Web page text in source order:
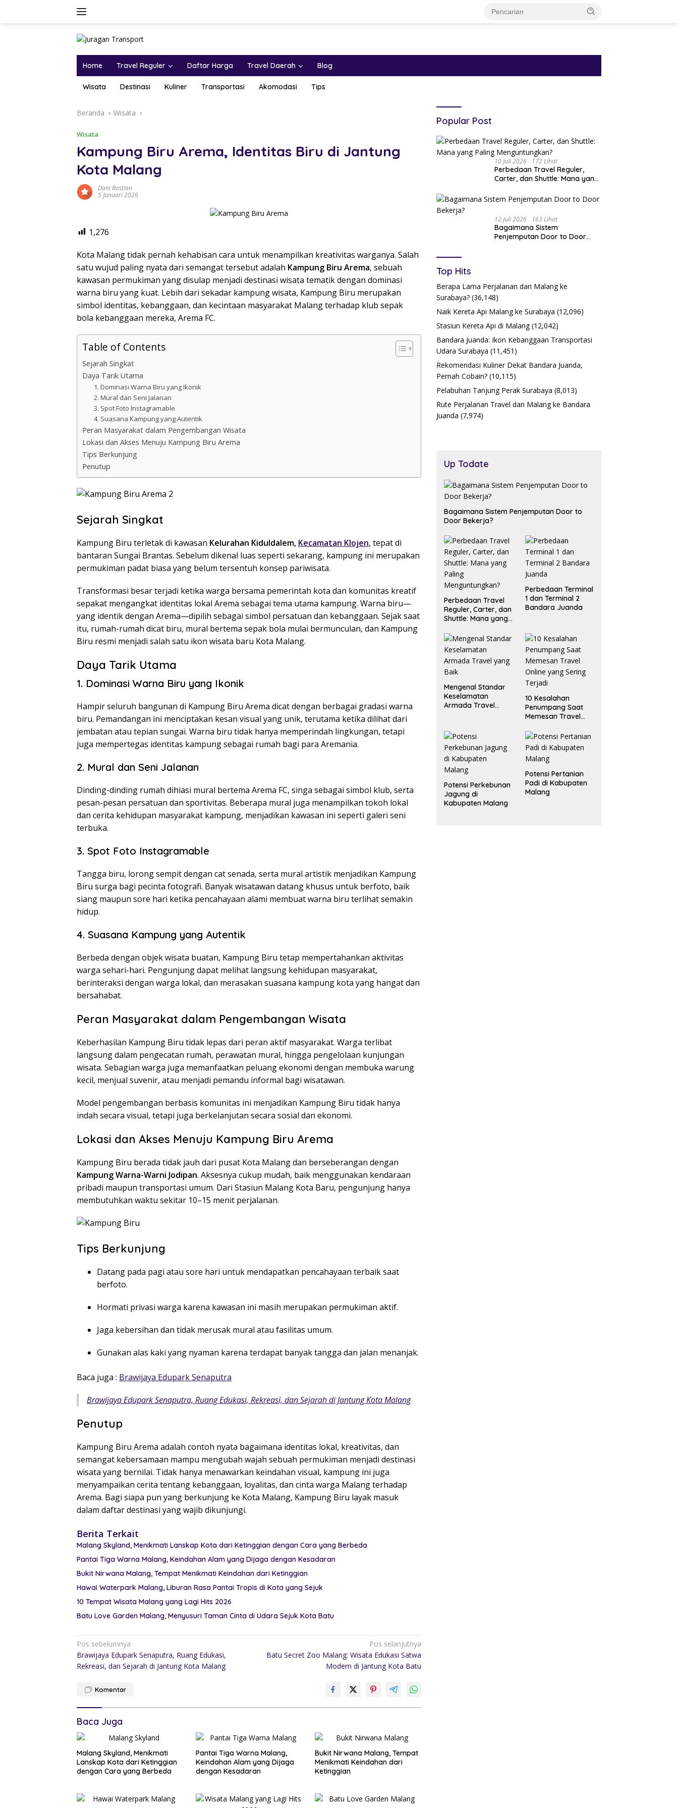
Home Travel Reguler Daftar Harga Travel Daerah Blog
Wisata Destinasi Kuliner Transportasi Akomodasi Tips
Beranda Wisata
Wisata
Kampung Biru Arema, Identitas Biru di Jantung
Kota Malang
Doni Bastian
5 Januari 2026
1,276
Kota Malang tidak pernah kehabisan cara untuk menampilkan kreativitas warganya. Salah
satu wujud paling nyata dari semangat tersebut adalah Kampung Biru Arema, sebuah
kawasan permukiman yang disulap menjadi destinasi wisata tematik dengan dominasi
warna biru yang kuat. Lebih dari sekadar kampung wisata, Kampung Biru merupakan
simbol identitas, kebanggaan, dan kecintaan masyarakat Malang terhadap klub sepak
bola kebanggaan mereka, Arema FC.
Table of Contents
Sejarah Singkat
Daya Tarik Utama
1. Dominasi Warna Biru yang Ikonik
2. Mural dan Seni Jalanan
3. Spot Foto Instagramable
4. Suasana Kampung yang Autentik
Peran Masyarakat dalam Pengembangan Wisata
Lokasi dan Akses Menuju Kampung Biru Arema
Tips Berkunjung
Penutup
Sejarah Singkat
Kampung Biru terletak di kawasan Kelurahan Kiduldalem, Kecamatan Klojen, tepat di
bantaran Sungai Brantas. Sebelum dikenal luas seperti sekarang, kampung ini merupakan
permukiman padat biasa yang belum tersentuh konsep pariwisata.
Transformasi besar terjadi ketika warga bersama pemerintah kota dan komunitas kreatif
sepakat mengangkat identitas lokal Arema sebagai tema utama kampung. Warna biru—
yang identik dengan Arema—dipilih sebagai simbol persatuan dan kebanggaan. Sejak saat
itu, rumah-rumah dicat biru, mural bertema sepak bola mulai bermunculan, dan Kampung
Biru resmi menjadi salah satu ikon wisata baru Kota Malang.
Daya Tarik Utama
1. Dominasi Warna Biru yang Ikonik
Hampir seluruh bangunan di Kampung Biru Arema dicat dengan berbagai gradasi warna
biru. Pemandangan ini menciptakan kesan visual yang unik, terutama ketika dilihat dari
jembatan atau tepian sungai. Warna biru tidak hanya memperindah lingkungan, tetapi
juga mempertegas identitas kampung sebagai rumah bagi para Aremania.
2. Mural dan Seni Jalanan
Dinding-dinding rumah dihiasi mural bertema Arema FC, singa sebagai simbol klub, serta
pesan-pesan persatuan dan sportivitas. Beberapa mural juga menampilkan tokoh lokal
dan cerita kehidupan masyarakat kampung, menjadikan kawasan ini seperti galeri seni
terbuka.
3. Spot Foto Instagramable
Tangga biru, lorong sempit dengan cat senada, serta mural artistik menjadikan Kampung
Biru surga bagi pecinta fotografi. Banyak wisatawan datang khusus untuk berfoto, baik
siang maupun sore hari ketika pencahayaan alami membuat warna biru terlihat semakin
hidup.
4. Suasana Kampung yang Autentik
Berbeda dengan objek wisata buatan, Kampung Biru tetap mempertahankan aktivitas
warga sehari-hari. Pengunjung dapat melihat langsung kehidupan masyarakat,
berinteraksi dengan warga lokal, dan merasakan suasana kampung kota yang hangat dan
bersahabat.
Peran Masyarakat dalam Pengembangan Wisata
Keberhasilan Kampung Biru tidak lepas dari peran aktif masyarakat. Warga terlibat
langsung dalam pengecatan rumah, perawatan mural, hingga pengelolaan kunjungan
wisata. Sebagian warga juga memanfaatkan peluang ekonomi dengan membuka warung
kecil, menjual suvenir, atau menjadi pemandu informal bagi wisatawan.
Model pengembangan berbasis komunitas ini menjadikan Kampung Biru tidak hanya
indah secara visual, tetapi juga berkelanjutan secara sosial dan ekonomi.
Lokasi dan Akses Menuju Kampung Biru Arema
Kampung Biru berada tidak jauh dari pusat Kota Malang dan berseberangan dengan
Kampung Warna-Warni Jodipan. Aksesnya cukup mudah, baik menggunakan kendaraan
pribadi maupun transportasi umum. Dari Stasiun Malang Kota Baru, pengunjung hanya
membutuhkan waktu sekitar 10–15 menit perjalanan.
Tips Berkunjung
Datang pada pagi atau sore hari untuk mendapatkan pencahayaan terbaik saat
berfoto.
Hormati privasi warga karena kawasan ini masih merupakan permukiman aktif.
Jaga kebersihan dan tidak merusak mural atau fasilitas umum.
Gunakan alas kaki yang nyaman karena terdapat banyak tangga dan jalan menanjak.
Baca juga : Brawijaya Edupark Senaputra
Brawijaya Edupark Senaputra, Ruang Edukasi, Rekreasi, dan Sejarah di Jantung Kota Malang
Penutup
Kampung Biru Arema adalah contoh nyata bagaimana identitas lokal, kreativitas, dan
semangat kebersamaan mampu mengubah wajah sebuah permukiman menjadi destinasi
wisata yang bernilai. Tidak hanya menawarkan keindahan visual, kampung ini juga
menyampaikan cerita tentang kebanggaan, loyalitas, dan cinta warga Malang terhadap
Arema. Bagi siapa pun yang berkunjung ke Kota Malang, Kampung Biru layak masuk
dalam daftar destinasi yang wajib dikunjungi.
Berita Terkait
Malang Skyland, Menikmati Lanskap Kota dari Ketinggian dengan Cara yang Berbeda
Pantai Tiga Warna Malang, Keindahan Alam yang Dijaga dengan Kesadaran
Bukit Nirwana Malang, Tempat Menikmati Keindahan dari Ketinggian
Hawai Waterpark Malang, Liburan Rasa Pantai Tropis di Kota yang Sejuk
10 Tempat Wisata Malang yang Lagi Hits 2026
Batu Love Garden Malang, Menyusuri Taman Cinta di Udara Sejuk Kota Batu
Pos sebelumnya
Brawijaya Edupark Senaputra, Ruang Edukasi,
Rekreasi, dan Sejarah di Jantung Kota Malang
Pos selanjutnya
Batu Secret Zoo Malang: Wisata Edukasi Satwa
Modern di Jantung Kota Batu
Komentar
Baca Juga
Malang Skyland, Menikmati
Lanskap Kota dari Ketinggian
dengan Cara yang Berbeda
Pantai Tiga Warna Malang,
Keindahan Alam yang Dijaga
dengan Kesadaran
Bukit Nirwana Malang, Tempat
Menikmati Keindahan dari
Ketinggian
Popular Post
10 Juli 2026 172 Lihat
Perbedaan Travel Reguler,
Carter, dan Shuttle: Mana yang
12 Juli 2026 163 Lihat
Bagaimana Sistem
Penjemputan Door to Door
Top Hits
Berapa Lama Perjalanan dari Malang ke
Surabaya? (36,148)
Naik Kereta Api Malang ke Surabaya (12,096)
Stasiun Kereta Api di Malang (12,042)
Bandara Juanda: Ikon Kebanggaan Transportasi
Udara Surabaya (11,451)
Rekomendasi Kuliner Dekat Bandara Juanda,
Pernah Cobain? (10,115)
Pelabuhan Tanjung Perak Surabaya (8,013)
Rute Perjalanan Travel dari Malang ke Bandara
Juanda (7,974)
Up Todate
Bagaimana Sistem Penjemputan Door to
Door Bekerja?
Perbedaan Travel
Reguler, Carter, dan
Shuttle: Mana yang
Menguntungkan?
Perbedaan Terminal
1 dan Terminal 2
Bandara Juanda
Mengenal Standar
Keselamatan
Armada Travel
10 Kesalahan
Penumpang Saat
Memesan Travel
Terjadi
Potensi Perkebunan
Jagung di
Kabupaten Malang
Potensi Pertanian
Padi di Kabupaten
Malang